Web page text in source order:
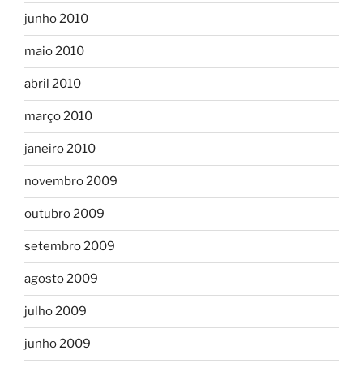
junho 2010
maio 2010
abril 2010
março 2010
janeiro 2010
novembro 2009
outubro 2009
setembro 2009
agosto 2009
julho 2009
junho 2009